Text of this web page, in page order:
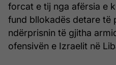
forcat e tij nga afërsia e
fund bllokadës detare të
ndërprisnin të gjitha
ofensivën e Izraelit në